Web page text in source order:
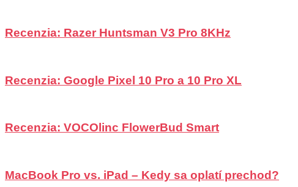
Recenzia: Razer Huntsman V3 Pro 8KHz
Recenzia: Google Pixel 10 Pro a 10 Pro XL
Recenzia: VOCOlinc FlowerBud Smart
MacBook Pro vs. iPad – Kedy sa oplatí prechod?